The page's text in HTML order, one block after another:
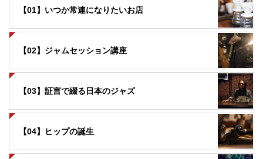
【01】いつか常連になりたいお店
【02】ジャムセッション講座
【03】証言で綴る日本のジャズ
【04】ヒップの誕生